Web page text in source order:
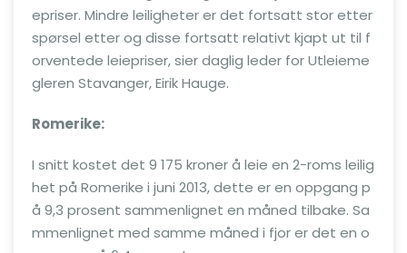
epriser. Mindre leiligheter er det fortsatt stor etter
spørsel etter og disse fortsatt relativt kjapt ut til f
orventede leiepriser, sier daglig leder for Utleieme
gleren Stavanger, Eirik Hauge.
Romerike:
I snitt kostet det 9 175 kroner å leie en 2-roms leilig
het på Romerike i juni 2013, dette er en oppgang p
å 9,3 prosent sammenlignet en måned tilbake. Sa
mmenlignet med samme måned i fjor er det en o